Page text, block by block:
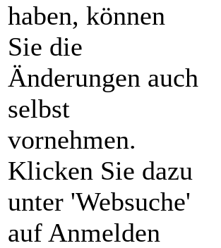
haben, können
Sie die
Änderungen auch
selbst
vornehmen.
Klicken Sie dazu
unter 'Websuche'
auf Anmelden